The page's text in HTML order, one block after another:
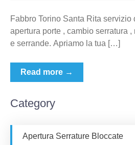
Fabbro Torino Santa Rita servizio
apertura porte , cambio serratura
e serrande. Apriamo la tua […]
Read more →
Category
Apertura Serrature Bloccate